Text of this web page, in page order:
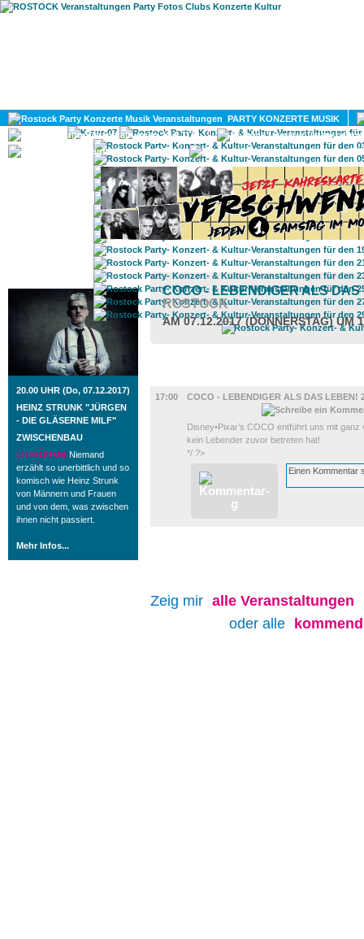
PARTY KONZERTE MUSIK
KULTUR
GAY
ROSTOCK TAGESTIPP
20.00 UHR (Do, 07.12.2017)
HEINZ STRUNK "JÜRGEN
- DIE GLÄSERNE MILF"
ZWISCHENBAU
LITERATUR Niemand
erzählt so unerbittlich und so
komisch wie Heinz Strunk
von Männern und Frauen
und von dem, was zwischen
ihnen nicht passiert.
Mehr Infos...
COCO - LEBENDIGER ALS
ROSTOCK
AM 07.12.2017 (DONNERSTAG) UM
17:00
COCO - LEBENDIGER ALS DAS LEBEN!
Disney•Pixar’s COCO entführt uns mit
kein Lebender zuvor betreten hat!
*/ ?>
Zeig mir alle Veranstaltungen
oder alle